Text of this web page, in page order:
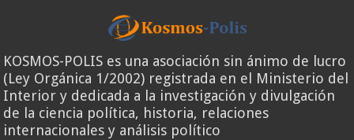
KOSMOS-POLIS es una asociación sin ánimo de lucro
(Ley Orgánica 1/2002) registrada en el Ministerio del
Interior y dedicada a la investigación y divulgación
de la ciencia política, historia, relaciones
internacionales y análisis político